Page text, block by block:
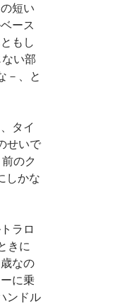
短い
ース
もし
い部
－、と
タイ
せいで
のク
しかな
ラロ
きに
なの
に乗
ンドル